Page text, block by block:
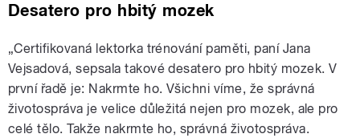
Desatero pro hbitý mozek
„Certifikovaná lektorka trénování paměti, paní Jana
Vejsadová, sepsala takové desatero pro hbitý mozek. V
první řadě je: Nakrmte ho. Všichni víme, že správná
životospráva je velice důležitá nejen pro mozek, ale pro
celé tělo. Takže nakrmte ho, správná životospráva.